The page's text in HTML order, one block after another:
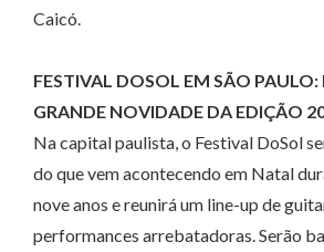
Caicó.
FESTIVAL DOSOL EM SÃO
GRANDE NOVIDADE DA EDIÇÃO
Na capital paulista, o Festival DoSol
do que vem acontecendo em Natal
nove anos e reunirá um line-up de
performances arrebatadoras. Serão